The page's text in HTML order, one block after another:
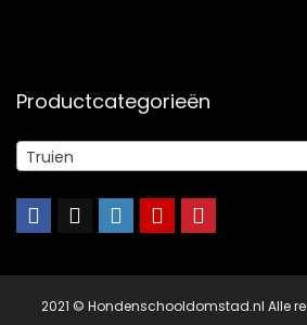
Productcategorieën
Truien
2021 © Hondenschooldomstad.nl Alle